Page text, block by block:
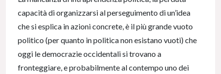
capacità di organizzarsi al perseguimento di un’idea
che si esplica in azioni concrete, è il più grande vuoto
politico (per quanto in politica non esistano vuoti) che
oggi le democrazie occidentali si trovano a
fronteggiare, e probabilmente al contempo uno dei